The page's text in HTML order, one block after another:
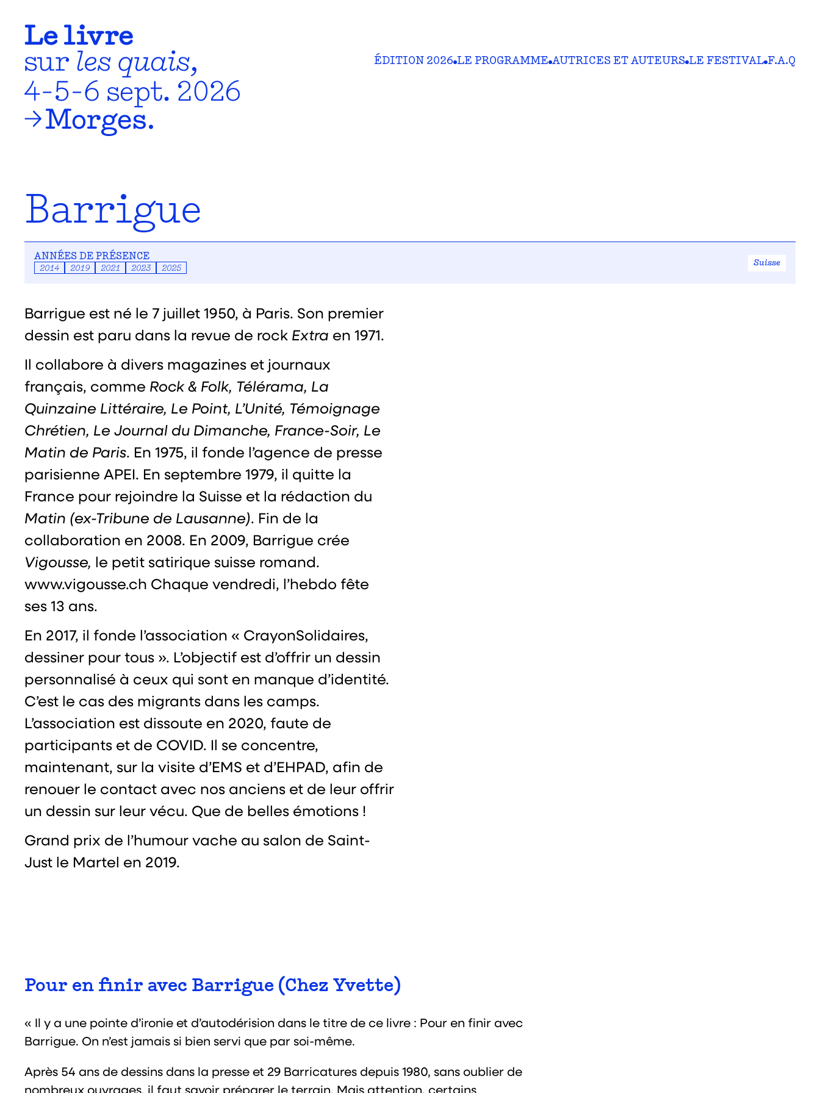
ÉDITION 2026 LE PROGRAMME AUTRICES ET AUTEURS LE FESTIVAL F.A.Q
Barrigue
ANNÉES DE PRÉSENCE
2014 2019 2021 2023 2025
Suisse
Barrigue est né le 7 juillet 1950, à Paris. Son premier
dessin est paru dans la revue de rock Extra en 1971.
Il collabore à divers magazines et journaux
français, comme Rock & Folk, Télérama, La
Quinzaine Littéraire, Le Point, L’Unité, Témoignage
Chrétien, Le Journal du Dimanche, France-Soir, Le
Matin de Paris. En 1975, il fonde l’agence de presse
parisienne APEI. En septembre 1979, il quitte la
France pour rejoindre la Suisse et la rédaction du
Matin (ex-Tribune de Lausanne). Fin de la
collaboration en 2008. En 2009, Barrigue crée
Vigousse, le petit satirique suisse romand.
www.vigousse.ch Chaque vendredi, l’hebdo fête
ses 13 ans.
En 2017, il fonde l’association « CrayonSolidaires,
dessiner pour tous ». L’objectif est d’offrir un dessin
personnalisé à ceux qui sont en manque d’identité.
C’est le cas des migrants dans les camps.
L’association est dissoute en 2020, faute de
participants et de COVID. Il se concentre,
maintenant, sur la visite d’EMS et d’EHPAD, afin de
renouer le contact avec nos anciens et de leur offrir
un dessin sur leur vécu. Que de belles émotions !
Grand prix de l’humour vache au salon de Saint-
Just le Martel en 2019.
Pour en finir avec Barrigue (Chez Yvette)
« Il y a une pointe d’ironie et d’autodérision dans le titre de ce livre : Pour en finir avec
Barrigue. On n’est jamais si bien servi que par soi-même.
Après 54 ans de dessins dans la presse et 29 Barricatures depuis 1980, sans oublier de
nombreux ouvrages, il faut savoir préparer le terrain. Mais attention, certains